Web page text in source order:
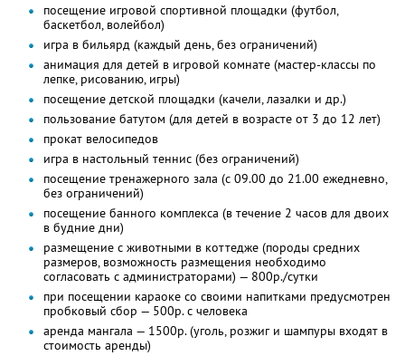
посещение игровой спортивной площадки (футбол,
баскетбол, волейбол)
игра в бильярд (каждый день, без ограничений)
анимация для детей в игровой комнате (мастер-классы по
лепке, рисованию, игры)
посещение детской площадки (качели, лазалки и др.)
пользование батутом (для детей в возрасте от 3 до 12 лет)
прокат велосипедов
игра в настольный теннис (без ограничений)
посещение тренажерного зала (с 09.00 до 21.00 ежедневно,
без ограничений)
посещение банного комплекса (в течение 2 часов для двоих
в будние дни)
размещение с животными в коттедже (породы средних
размеров, возможность размещения необходимо
согласовать с администраторами) — 800р./сутки
при посещении караоке со своими напитками предусмотрен
пробковый сбор — 500р. с человека
аренда мангала — 1500р. (уголь, розжиг и шампуры входят в
стоимость аренды)